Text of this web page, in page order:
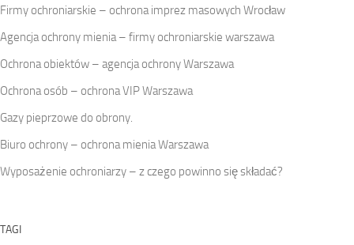
Firmy ochroniarskie – ochrona imprez masowych Wrocław
Agencja ochrony mienia – firmy ochroniarskie warszawa
Ochrona obiektów – agencja ochrony Warszawa
Ochrona osób – ochrona VIP Warszawa
Gazy pieprzowe do obrony.
Biuro ochrony – ochrona mienia Warszawa
Wyposażenie ochroniarzy – z czego powinno się składać?
TAGI